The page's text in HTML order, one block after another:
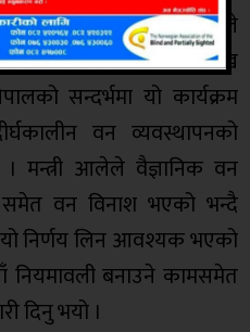
दिनु भयो । मन्त्री आलेले
मासिँदै जाने तर नयाँ रुख
सन्दर्भमा यो कार्यक्रम
वन व्यवस्थापनको
मन्त्री आलेले वैज्ञानिक वन
समेत वन विनाश भएको भन्दै
निर्णय लिन आवश्यक भएको
नियमावली बनाउने कामसमेत
दिनु भयो ।